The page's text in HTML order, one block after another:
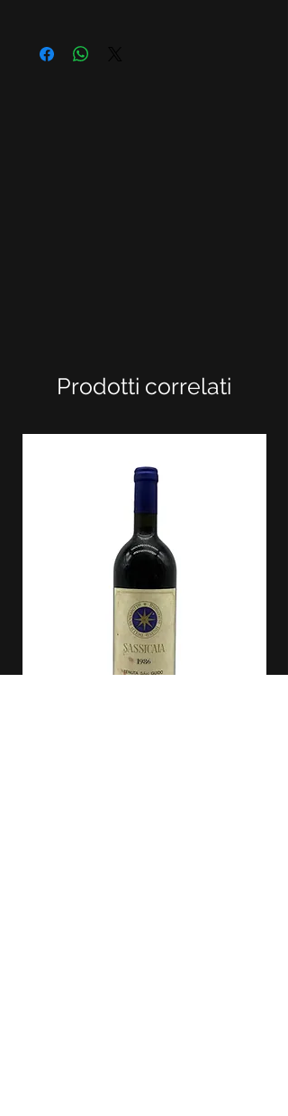
Prodotti correlati